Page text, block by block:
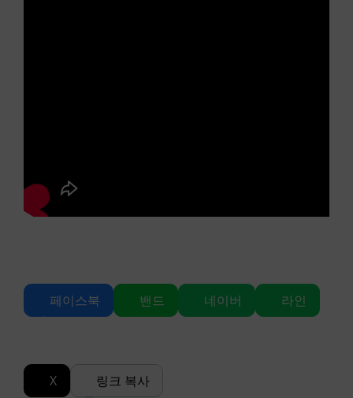
페이스북 밴드 네이버 라인
X 링크 복사